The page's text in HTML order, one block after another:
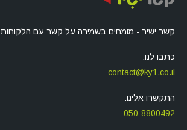
קשר ישיר - מומחים בשמירה על קשר עם הלקוחות
כתבו לנו:
contact@ky1.co.il
התקשרו אלינו:
050-8800492